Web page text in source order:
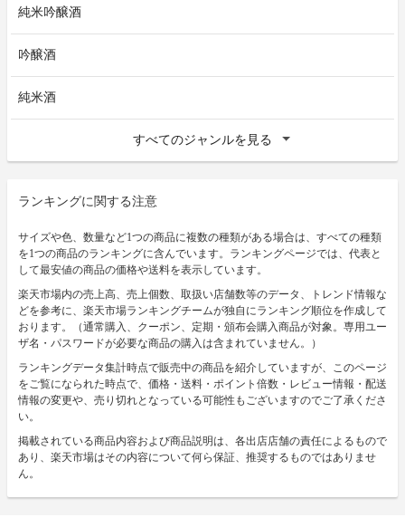
純米吟醸酒
吟醸酒
純米酒
すべてのジャンルを見る
ランキングに関する注意
サイズや色、数量など1つの商品に複数の種類がある場合は、すべての種類
を1つの商品のランキングに含んでいます。ランキングページでは、代表と
して最安値の商品の価格や送料を表示しています。
楽天市場内の売上高、売上個数、取扱い店舗数等のデータ、トレンド情報な
どを参考に、楽天市場ランキングチームが独自にランキング順位を作成して
おります。（通常購入、クーポン、定期・頒布会購入商品が対象。専用ユー
ザ名・パスワードが必要な商品の購入は含まれていません。）
ランキングデータ集計時点で販売中の商品を紹介していますが、このページ
をご覧になられた時点で、価格・送料・ポイント倍数・レビュー情報・配送
情報の変更や、売り切れとなっている可能性もございますのでご了承くださ
い。
掲載されている商品内容および商品説明は、各出店店舗の責任によるもので
あり、楽天市場はその内容について何ら保証、推奨するものではありませ
ん。